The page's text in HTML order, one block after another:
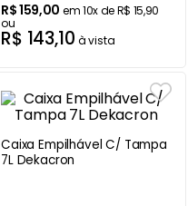
R$159,00 em10x deR$ 15,90
ou
R$ 143,10 à vista
Caixa Empilhável C/ Tampa
7L Dekacron